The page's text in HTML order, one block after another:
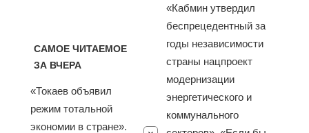
САМОЕ ЧИТАЕМОЕ
ЗА ВЧЕРА
«Токаев объявил
режим тотальной
экономии в стране».
«Кабмин утвердил
беспрецедентный за
годы независимости
страны нацпроект
модернизации
энергетического и
коммунального